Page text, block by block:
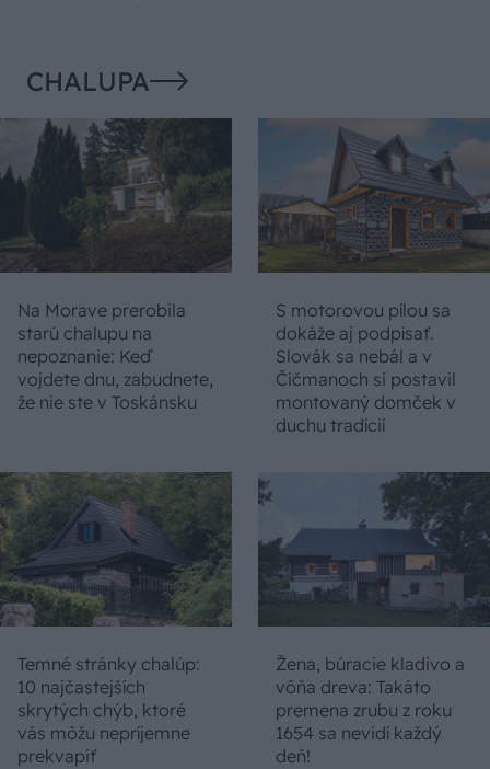
CHALUPA
Na Morave prerobila
starú chalupu na
nepoznanie: Keď
vojdete dnu, zabudnete,
že nie ste v Toskánsku
S motorovou pílou sa
dokáže aj podpísať.
Slovák sa nebál a v
Čičmanoch si postavil
montovaný domček v
duchu tradícií
Temné stránky chalúp:
10 najčastejších
skrytých chýb, ktoré
vás môžu nepríjemne
prekvapiť
Žena, búracie kladivo a
vôňa dreva: Takáto
premena zrubu z roku
1654 sa nevidí každý
deň!